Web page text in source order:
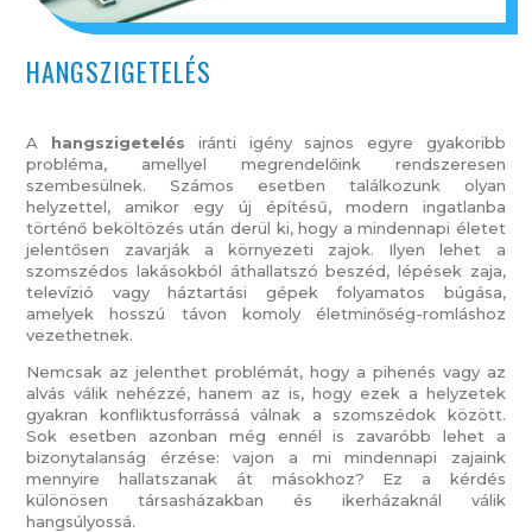
HANGSZIGETELÉS
A hangszigetelés iránti igény sajnos egyre gyakoribb
probléma, amellyel megrendelőink rendszeresen
szembesülnek. Számos esetben találkozunk olyan
helyzettel, amikor egy új építésű, modern ingatlanba
történő beköltözés után derül ki, hogy a mindennapi életet
jelentősen zavarják a környezeti zajok. Ilyen lehet a
szomszédos lakásokból áthallatszó beszéd, lépések zaja,
televízió vagy háztartási gépek folyamatos búgása,
amelyek hosszú távon komoly életminőség-romláshoz
vezethetnek.
Nemcsak az jelenthet problémát, hogy a pihenés vagy az
alvás válik nehézzé, hanem az is, hogy ezek a helyzetek
gyakran konfliktusforrássá válnak a szomszédok között.
Sok esetben azonban még ennél is zavaróbb lehet a
bizonytalanság érzése: vajon a mi mindennapi zajaink
mennyire hallatszanak át másokhoz? Ez a kérdés
különösen társasházakban és ikerházaknál válik
hangsúlyossá.